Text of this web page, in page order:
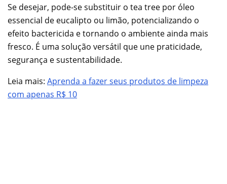
Se desejar, pode-se substituir o tea tree por óleo
essencial de eucalipto ou limão, potencializando o
efeito bactericida e tornando o ambiente ainda mais
fresco. É uma solução versátil que une praticidade,
segurança e sustentabilidade.
Leia mais: Aprenda a fazer seus produtos de limpeza
com apenas R$ 10